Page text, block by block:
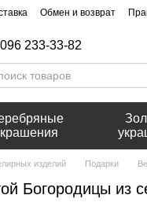
Обмен и возврат
096 233-33-82
изделий Подарки
Богородицы из